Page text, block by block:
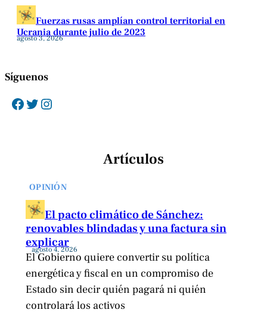
Fuerzas rusas amplían control territorial en
Ucrania durante julio de 2023
agosto 3, 2026
Síguenos
Facebook Twitter Instagram
Artículos
OPINIÓN
El pacto climático de Sánchez:
renovables blindadas y una factura sin
explicar
agosto 4, 2026
El Gobierno quiere convertir su política
energética y fiscal en un compromiso de
Estado sin decir quién pagará ni quién
controlará los activos